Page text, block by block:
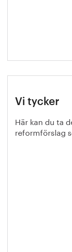
Vi tycker
Här kan du ta
reformförslag